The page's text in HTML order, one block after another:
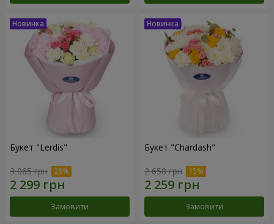
Букет "Lerdis"
3 065 грн
Замовити
Букет "Chardash"
2 658 грн
Замовити